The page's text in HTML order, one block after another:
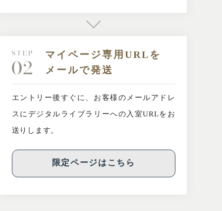
マイページ専用URLを
メールで発送
エントリー後すぐに、お客様のメールアドレ
スに デジタルライブラリーへの入室URLをお
送りします。
限定ページはこちら